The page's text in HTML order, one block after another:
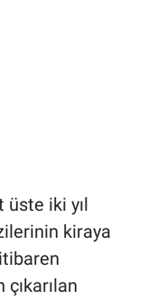
üste iki yıl
kiraya
çıkarılan